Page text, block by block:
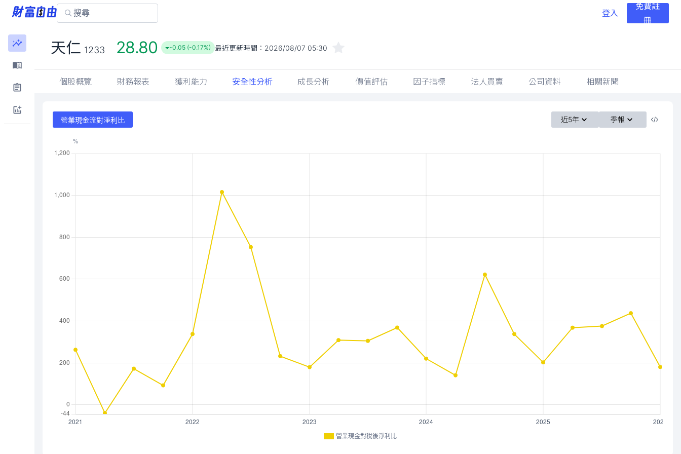
登入
免費註
冊
天仁 1233 28.80 -0.05 (-0.17%) 最近更新時間： 2026/08/07 05:30
個股概覽 財務報表 獲利能力 安全性分析 成長分析 價值評估 因子指標 法人買賣 公司資料 相關新聞
營業現金流對淨利比 近5年 季報
營業現金對稅後淨利比